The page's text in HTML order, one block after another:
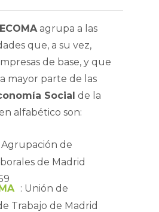
agrupa a las
que, a su vez,
de base, y que
mayor parte de las
Social de la
alfabético son:
Agrupación de
de Madrid
: Unión de
Trabajo de Madrid